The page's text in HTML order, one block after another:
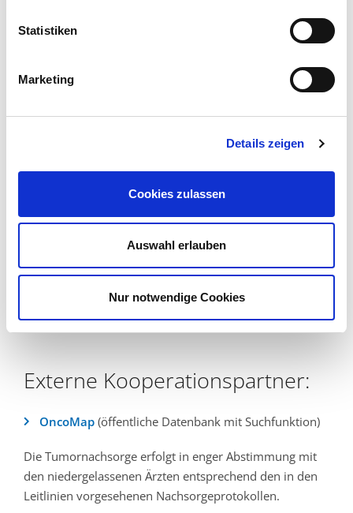
Statistiken
Marketing
Details zeigen
Cookies zulassen
Auswahl erlauben
Nur notwendige Cookies
Partner im Onkologischen
Onkologische Pflege / Cancer Nursing
Physikalische Therapie und Rehabilitation
Schmerztherapie
Palliative Versorgung
Ernährungsberatung
Externe Kooperationspartner:
OncoMap (öffentliche Datenbank mit Suchfunktion)
Die Tumornachsorge erfolgt in enger Abstimmung mit
den niedergelassenen Ärzten entsprechend den in den
Leitlinien vorgesehenen Nachsorgeprotokollen.